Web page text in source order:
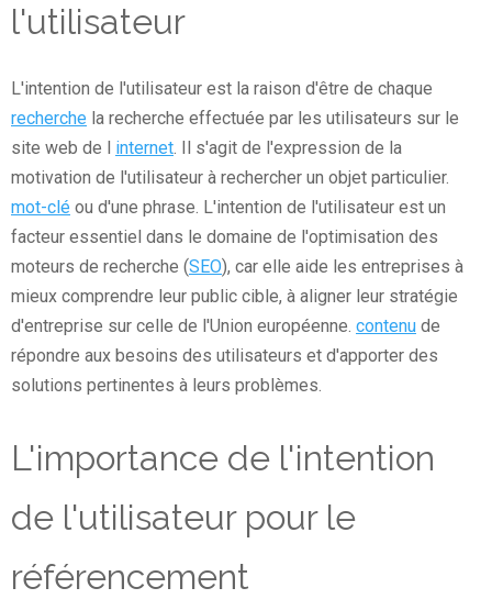
l'utilisateur
L'intention de l'utilisateur est la raison d'être de chaque
recherche la recherche effectuée par les utilisateurs sur le
site web de l internet. Il s'agit de l'expression de la
motivation de l'utilisateur à rechercher un objet particulier.
mot-clé ou d'une phrase. L'intention de l'utilisateur est un
facteur essentiel dans le domaine de l'optimisation des
moteurs de recherche (SEO), car elle aide les entreprises à
mieux comprendre leur public cible, à aligner leur stratégie
d'entreprise sur celle de l'Union européenne. contenu de
répondre aux besoins des utilisateurs et d'apporter des
solutions pertinentes à leurs problèmes.
L'importance de l'intention
de l'utilisateur pour le
référencement